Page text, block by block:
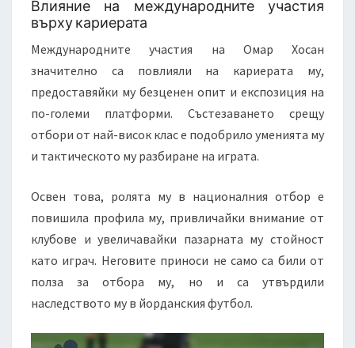
Влияние на международните участия
върху кариерата
Международните участия на Омар Хосан
значително са повлияли на кариерата му,
предоставяйки му безценен опит и експозиция на
по-големи платформи. Състезаването срещу
отбори от най-висок клас е подобрило уменията му
и тактическото му разбиране на играта.
Освен това, ролята му в националния отбор е
повишила профила му, привличайки внимание от
клубове и увеличавайки пазарната му стойност
като играч. Неговите приноси не само са били от
полза за отбора му, но и са утвърдили
наследството му в йорданския футбол.